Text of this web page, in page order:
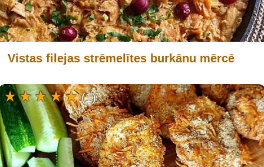
Vistas filejas strēmelītes burkānu mērcē
(1)